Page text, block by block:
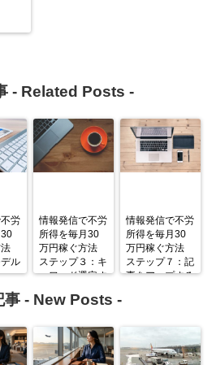
- Related Posts -
労
法
ル
情報発信で不労
所得を毎月30
万円稼ぐ方法
ステップ３：キ
ーワード選定す
情報発信で不労
所得を毎月30
万円稼ぐ方法
ステップ７：記
事をアップする
- New Posts -